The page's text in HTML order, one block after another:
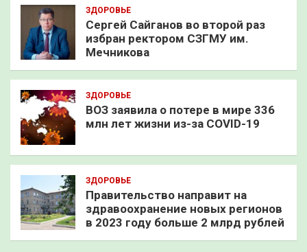
ЗДОРОВЬЕ
Сергей Сайганов во второй раз
избран ректором СЗГМУ им.
Мечникова
ЗДОРОВЬЕ
ВОЗ заявила о потере в мире 336
млн лет жизни из-за COVID-19
ЗДОРОВЬЕ
Правительство направит на
здравоохранение новых регионов
в 2023 году больше 2 млрд рублей